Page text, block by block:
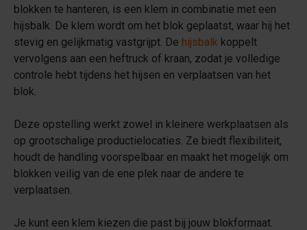
blokken te hanteren, is een klem in combinatie met een
hijsbalk. De klem wordt om het blok geplaatst, waar hij het
stevig en gelijkmatig vastgrijpt. De hijsbalk koppelt
vervolgens aan een heftruck of kraan, zodat je volledige
controle hebt tijdens het hijsen en verplaatsen van het
blok.
Deze opstelling werkt zowel in kleinere werkplaatsen als
op grootschalige productielocaties. Ze biedt flexibiliteit,
houdt de handling voorspelbaar en maakt het mogelijk om
blokken veilig van de ene plek naar de andere te
verplaatsen.
Je kunt een klem kiezen die past bij jouw blokformaat.